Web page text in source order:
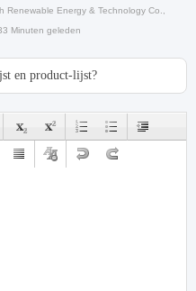
Renewable Energy & Technology Co.,
Minuten geleden